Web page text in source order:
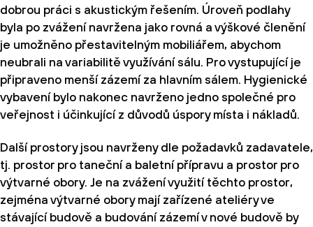
dobrou práci s akustickým řešením. Úroveň podlahy
byla po zvážení navržena jako rovná a výškové členění
je umožněno přestavitelným mobiliářem, abychom
neubrali na variabilitě využívání sálu. Pro vystupující je
připraveno menší zázemí za hlavním sálem. Hygienické
vybavení bylo nakonec navrženo jedno společné pro
veřejnost i účinkující z důvodů úspory místa i nákladů.
Další prostory jsou navrženy dle požadavků zadavatele,
tj. prostor pro taneční a baletní přípravu a prostor pro
výtvarné obory. Je na zvážení využití těchto prostor,
zejména výtvarné obory mají zařízené ateliéry ve
stávající budově a budování zázemí v nové budově by